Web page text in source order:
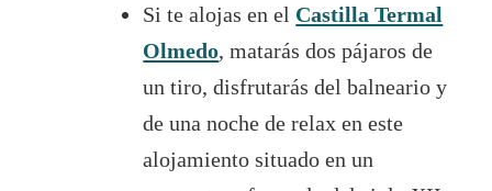
Si te alojas en el Castilla Termal
Olmedo, matarás dos pájaros de
un tiro, disfrutarás del balneario y
de una noche de relax en este
alojamiento situado en un